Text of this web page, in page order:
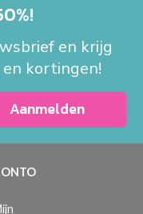
en krijg
en kortingen!
Aanmelden